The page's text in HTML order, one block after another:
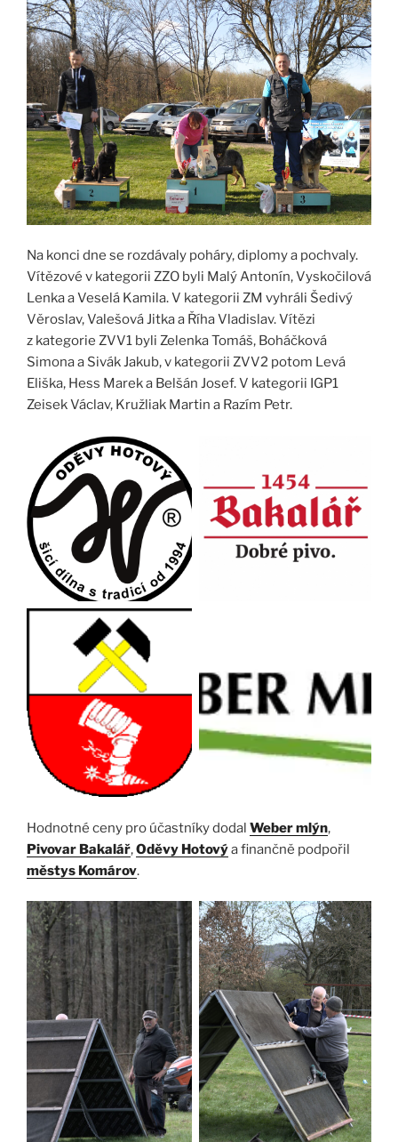
Na konci dne se rozdávaly poháry, diplomy a pochvaly.
Vítězové v kategorii ZZO byli Malý Antonín, Vyskočilová
Lenka a Veselá Kamila. V kategorii ZM vyhráli Šedivý
Věroslav, Valešová Jitka a Říha Vladislav. Vítězi
z kategorie ZVV1 byli Zelenka Tomáš, Boháčková
Simona a Sivák Jakub, v kategorii ZVV2 potom Levá
Eliška, Hess Marek a Belšán Josef. V kategorii IGP1
Zeisek Václav, Kružliak Martin a Razím Petr.
Hodnotné ceny pro účastníky dodal Weber mlýn,
Pivovar Bakalář,Oděvy Hotovýa finančně podpořil
městys Komárov.